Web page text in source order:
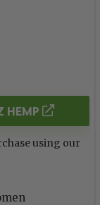
HEMP
using our